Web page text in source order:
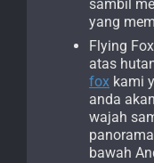
sambil
yang
Flying
atas
fox kami
anda
wajah
bawah